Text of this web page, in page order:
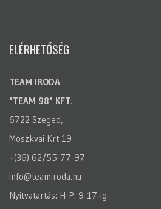
ELÉRHETŐSÉG
TEAM IRODA
"TEAM 98" KFT.
6722 Szeged,
Moszkvai Krt 19
+(36) 62/55-77-97
info@teamiroda.hu
Nyitvatartás: H-P: 9-17-ig